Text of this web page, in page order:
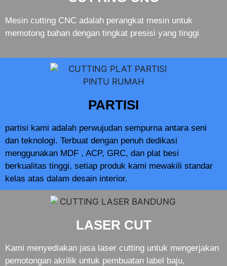
Mesin cutting CNC adalah perangkat mesin untuk
memotong bahan dengan tingkat presisi yang tinggi
PARTISI
partisi kami adalah perwujudan sempurna antara seni
dan teknologi. Terbuat dengan penuh dedikasi
menggunakan MDF , ACP, GRC, dan plat besi
berkualitas tinggi, setiap produk kami mewakili standar
kelas atas dalam desain interior.
LASER CUT
Kami menyediakan jasa laser cutting untuk mengerjakan
pemotongan akrilik untuk pembuatan label baju,